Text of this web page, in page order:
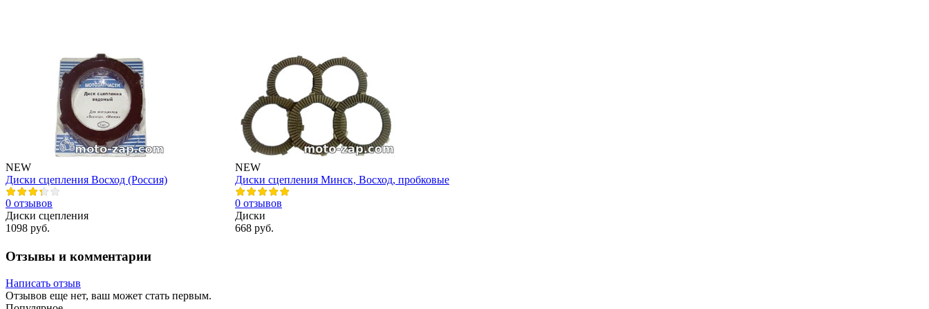
NEW
Диски сцепления Восход (Россия)
0 отзывов
Диски сцепления
1098 руб.
NEW
Диски сцепления Минск, Восход, пробковые
0 отзывов
Диски
668 руб.
Отзывы и комментарии
Написать отзыв
Отзывов еще нет, ваш может стать первым.